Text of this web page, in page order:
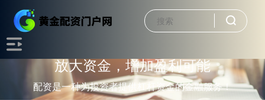
放大资金，增加盈利可能
配资是一种为投资者提供杠杆资金的金融服务！